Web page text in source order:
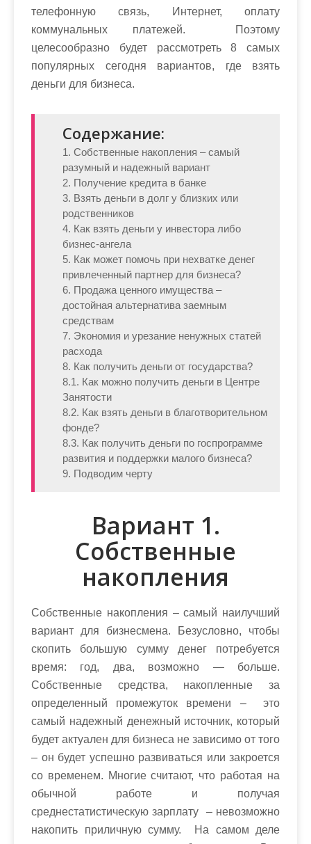
телефонную связь, Интернет, оплату
коммунальных платежей. Поэтому
целесообразно будет рассмотреть 8 самых
популярных сегодня вариантов, где взять
деньги для бизнеса.
Содержание:
1. Собственные накопления – самый
разумный и надежный вариант
2. Получение кредита в банке
3. Взять деньги в долг у близких или
родственников
4. Как взять деньги у инвестора либо
бизнес-ангела
5. Как может помочь при нехватке денег
привлеченный партнер для бизнеса?
6. Продажа ценного имущества –
достойная альтернатива заемным
средствам
7. Экономия и урезание ненужных статей
расхода
8. Как получить деньги от государства?
8.1. Как можно получить деньги в Центре
Занятости
8.2. Как взять деньги в благотворительном
фонде?
8.3. Как получить деньги по госпрограмме
развития и поддержки малого бизнеса?
9. Подводим черту
Вариант 1.
Собственные
накопления
Собственные накопления – самый наилучший
вариант для бизнесмена. Безусловно, чтобы
скопить большую сумму денег потребуется
время: год, два, возможно — больше.
Собственные средства, накопленные за
определенный промежуток времени – это
самый надежный денежный источник, который
будет актуален для бизнеса не зависимо от того
– он будет успешно развиваться или закроется
со временем. Многие считают, что работая на
обычной работе и получая
среднестатистическую зарплату – невозможно
накопить приличную сумму. На самом деле